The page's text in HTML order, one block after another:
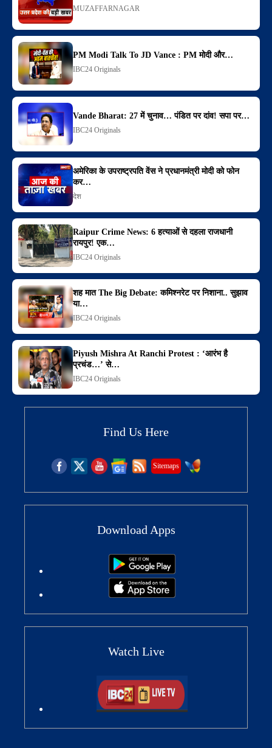
MUZAFFARNAGAR
PM Modi Talk To JD Vance : PM मोदी और…
IBC24 Originals
Vande Bharat: 27 में चुनाव… पंडित पर दांव! सपा पर…
IBC24 Originals
अमेरिका के उपराष्ट्रपति वेंस ने प्रधानमंत्री मोदी को फोन
कर…
देश
Raipur Crime News: 6 हत्याओं से दहला राजधानी
रायपुर! एक…
IBC24 Originals
शह मात The Big Debate: कमिश्नरेट पर निशाना.. सुझाव
या…
IBC24 Originals
Piyush Mishra At Ranchi Protest : ‘आरंभ है
प्रचंड…’ से…
IBC24 Originals
Find Us Here
Sitemaps
Download Apps
Watch Live